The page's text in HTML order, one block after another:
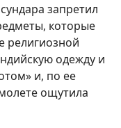
запретил
которые
религиозной
одежду и
и, по ее
ощутила